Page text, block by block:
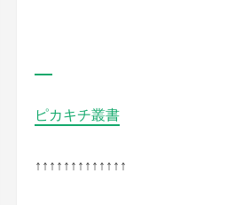
ピカキチ叢書
↑↑↑↑↑↑↑↑↑↑↑↑↑